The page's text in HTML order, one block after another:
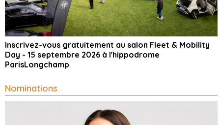
Inscrivez-vous gratuitement au salon Fleet & Mobility
Day - 15 septembre 2026 à l'hippodrome
ParisLongchamp
Nominations